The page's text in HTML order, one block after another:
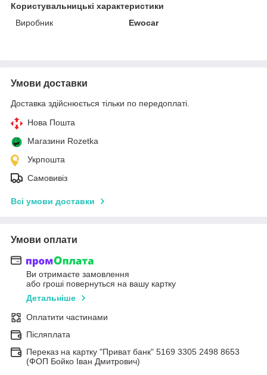
Користувальницькі характеристики
Виробник
Ewocar
Умови доставки
Доставка здійснюється тільки по передоплаті.
Нова Пошта
Магазини Rozetka
Укрпошта
Самовивіз
Всі умови доставки
Умови оплати
Ви отримаєте замовлення
або гроші повернуться на вашу картку
Детальніше
Оплатити частинами
Післяплата
Переказ на картку "Приват банк" 5169 3305 2498 8653
(ФОП Бойко Іван Дмитрович)